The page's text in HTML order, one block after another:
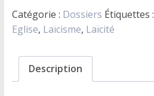
et
religion
de
république.
Catégorie : Dossiers Étiquettes :
Eglise, Laïcisme, Laïcité
Description